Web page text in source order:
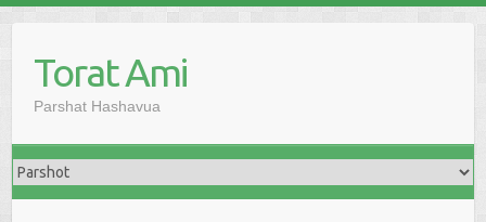
Torat Ami
Parshat Hashavua